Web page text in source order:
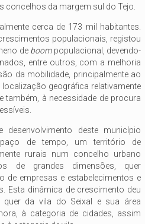
concelhos da margem sul do Tejo.
cerca de 173 mil habitantes.
populacionais, registou
de boompopulacional, devendo-
entre outros, com a melhoria
da mobilidade, principalmente ao
geográfica relativamente
também, à necessidade de procura
desenvolvimento deste município
de tempo, um território de
rurais num concelho urbano
de grandes dimensões, quer
de empresas e estabelecimentos e
Esta dinâmica de crescimento deu
quer da vila do Seixal e sua área
à categoria de cidades, assim